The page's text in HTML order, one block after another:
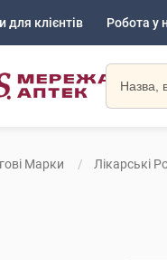
для клієнтів Робота у
Марки Лікарські